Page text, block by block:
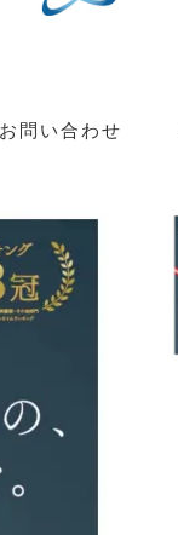
お問い合わせ